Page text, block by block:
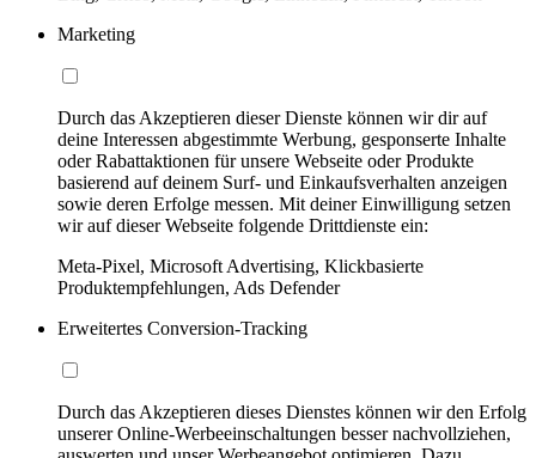
Marketing
Durch das Akzeptieren dieser Dienste können wir dir auf
deine Interessen abgestimmte Werbung, gesponserte Inhalte
oder Rabattaktionen für unsere Webseite oder Produkte
basierend auf deinem Surf- und Einkaufsverhalten anzeigen
sowie deren Erfolge messen. Mit deiner Einwilligung setzen
wir auf dieser Webseite folgende Drittdienste ein:
Meta-Pixel, Microsoft Advertising, Klickbasierte
Produktempfehlungen, Ads Defender
Erweitertes Conversion-Tracking
Durch das Akzeptieren dieses Dienstes können wir den Erfolg
unserer Online-Werbeeinschaltungen besser nachvollziehen,